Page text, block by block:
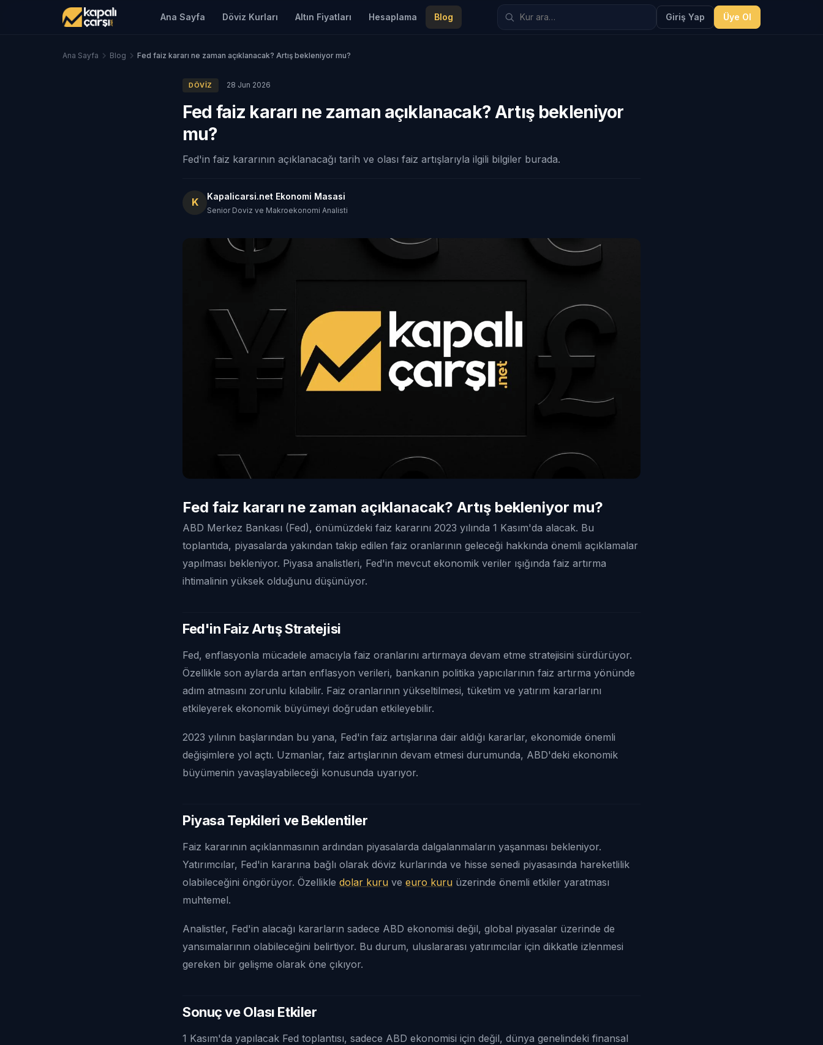
Ana Sayfa Döviz Kurları Altın Fiyatları Hesaplama Blog Giriş Yap Üye Ol
Ana Sayfa Blog Fed faiz kararı ne zaman açıklanacak? Artış bekleniyor mu?
DÖVIZ 28 Jun 2026
Fed faiz kararı ne zaman açıklanacak? Artış bekleniyor
mu?
Fed'in faiz kararının açıklanacağı tarih ve olası faiz artışlarıyla ilgili bilgiler burada.
K Kapalicarsi.net Ekonomi Masasi
Senior Doviz ve Makroekonomi Analisti
Fed faiz kararı ne zaman açıklanacak? Artış bekleniyor mu?
ABD Merkez Bankası (Fed), önümüzdeki faiz kararını 2023 yılında 1 Kasım'da alacak. Bu
toplantıda, piyasalarda yakından takip edilen faiz oranlarının geleceği hakkında önemli açıklamalar
yapılması bekleniyor. Piyasa analistleri, Fed'in mevcut ekonomik veriler ışığında faiz artırma
ihtimalinin yüksek olduğunu düşünüyor.
Fed'in Faiz Artış Stratejisi
Fed, enflasyonla mücadele amacıyla faiz oranlarını artırmaya devam etme stratejisini sürdürüyor.
Özellikle son aylarda artan enflasyon verileri, bankanın politika yapıcılarının faiz artırma yönünde
adım atmasını zorunlu kılabilir. Faiz oranlarının yükseltilmesi, tüketim ve yatırım kararlarını
etkileyerek ekonomik büyümeyi doğrudan etkileyebilir.
2023 yılının başlarından bu yana, Fed'in faiz artışlarına dair aldığı kararlar, ekonomide önemli
değişimlere yol açtı. Uzmanlar, faiz artışlarının devam etmesi durumunda, ABD'deki ekonomik
büyümenin yavaşlayabileceği konusunda uyarıyor.
Piyasa Tepkileri ve Beklentiler
Faiz kararının açıklanmasının ardından piyasalarda dalgalanmaların yaşanması bekleniyor.
Yatırımcılar, Fed'in kararına bağlı olarak döviz kurlarında ve hisse senedi piyasasında hareketlilik
olabileceğini öngörüyor. Özellikle dolar kuru ve euro kuru üzerinde önemli etkiler yaratması
muhtemel.
Analistler, Fed'in alacağı kararların sadece ABD ekonomisi değil, global piyasalar üzerinde de
yansımalarının olabileceğini belirtiyor. Bu durum, uluslararası yatırımcılar için dikkatle izlenmesi
gereken bir gelişme olarak öne çıkıyor.
Sonuç ve Olası Etkiler
1 Kasım'da yapılacak Fed toplantısı, sadece ABD ekonomisi için değil, dünya genelindeki finansal